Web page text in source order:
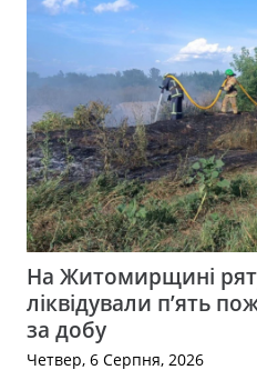
На Житомирщині
ліквідували п’ять
за добу
Четвер, 6 Серпня, 2026